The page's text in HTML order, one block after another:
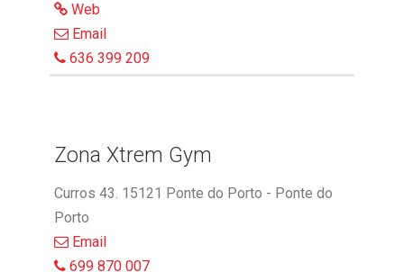
Web
Email
636 399 209
Zona Xtrem Gym
Curros 43. 15121 Ponte do Porto - Ponte do
Porto
Email
699 870 007